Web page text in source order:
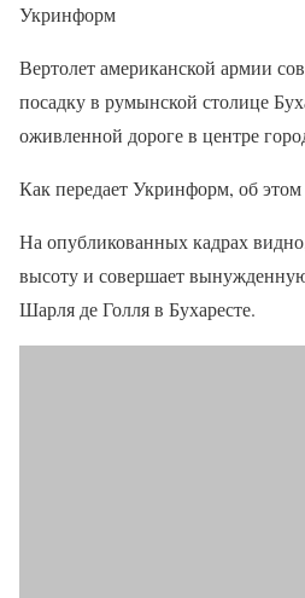
Укринформ
Вертолет американской армии
посадку в румынской столице
оживленной дороге в центре
Как передает Укринформ, об
На опубликованных кадрах
высоту и совершает
Шарля де Голля в Бухаресте.